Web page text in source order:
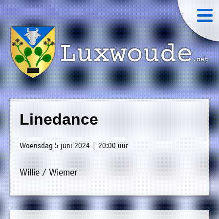
Linedance
Woensdag 5 juni 2024 | 20:00 uur
Willie / Wiemer
»
Home
»
Welkom
»
Nieuws
»
Agenda
»
Luxwoude.net
website@luxwoude.net
Plaatselijk
belang
Op
dit
moment
bestaat
het
bestuur